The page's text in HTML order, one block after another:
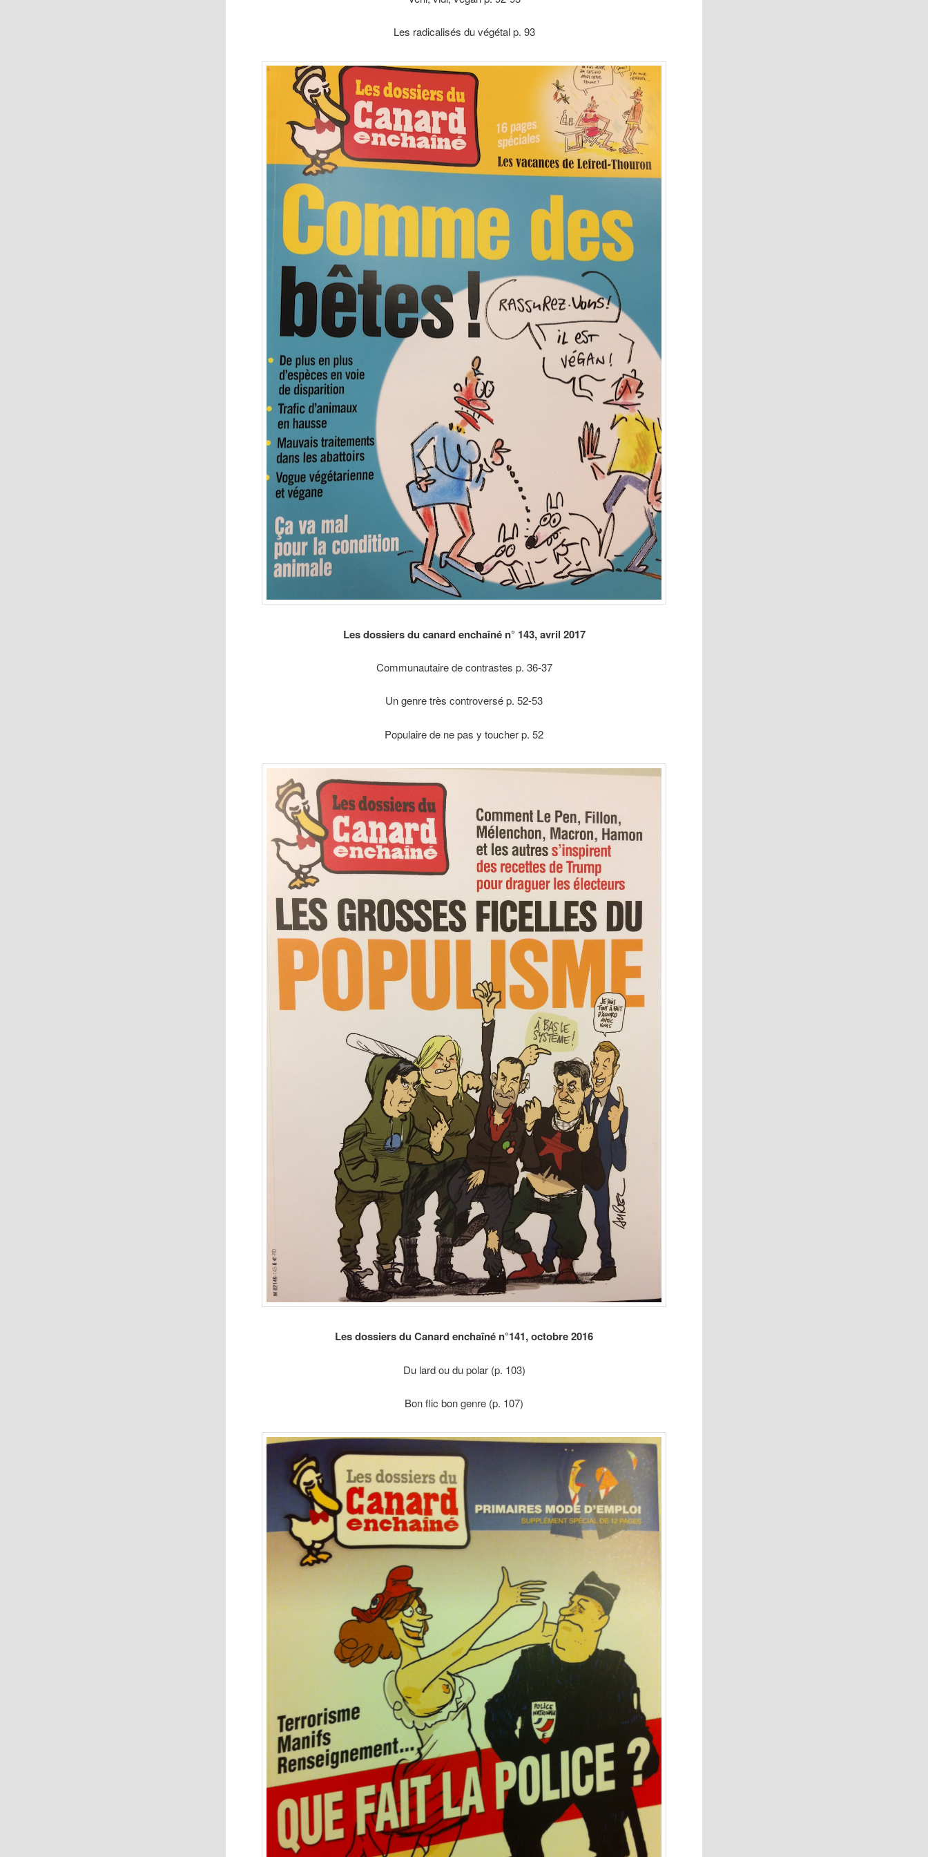
Les radicalisés du végétal p. 93
Les dossiers du canard enchaîné n° 143, avril 2017
Communautaire de contrastes p. 36-37
Un genre très controversé p. 52-53
Populaire de ne pas y toucher p. 52
Les dossiers du Canard enchaîné n°141, octobre 2016
Du lard ou du polar (p. 103)
Bon flic bon genre (p. 107)